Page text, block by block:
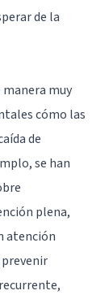
de la
muy
cómo las
de
se han
plena,
atención